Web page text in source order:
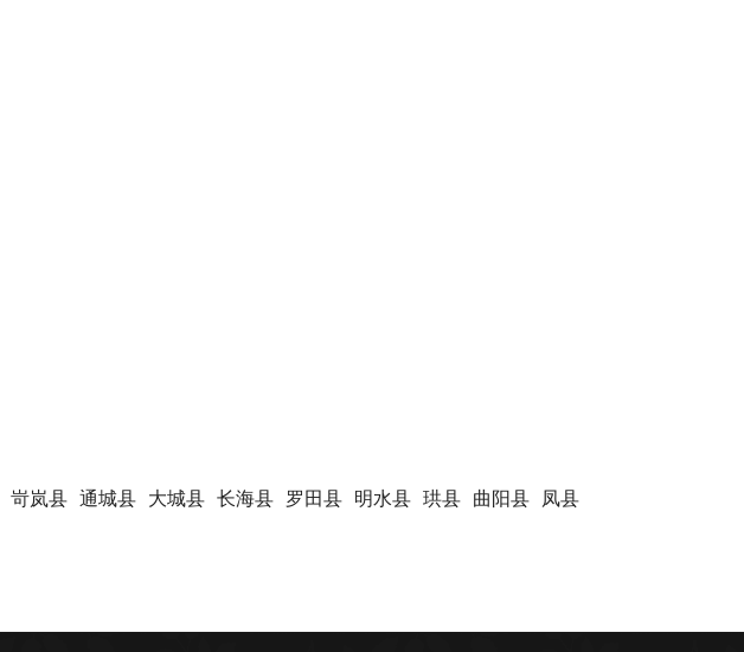
岢岚县 通城县 大城县 长海县 罗田县 明水县 珙县 曲阳县 凤县